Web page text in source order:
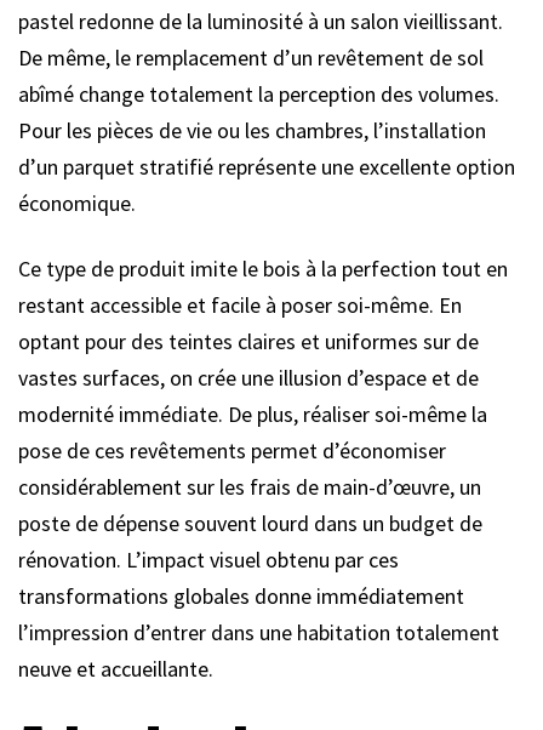
pastel redonne de la luminosité à un salon vieillissant.
De même, le remplacement d’un revêtement de sol
abîmé change totalement la perception des volumes.
Pour les pièces de vie ou les chambres, l’installation
d’un parquet stratifié représente une excellente option
économique.
Ce type de produit imite le bois à la perfection tout en
restant accessible et facile à poser soi-même. En
optant pour des teintes claires et uniformes sur de
vastes surfaces, on crée une illusion d’espace et de
modernité immédiate. De plus, réaliser soi-même la
pose de ces revêtements permet d’économiser
considérablement sur les frais de main-d’œuvre, un
poste de dépense souvent lourd dans un budget de
rénovation. L’impact visuel obtenu par ces
transformations globales donne immédiatement
l’impression d’entrer dans une habitation totalement
neuve et accueillante.